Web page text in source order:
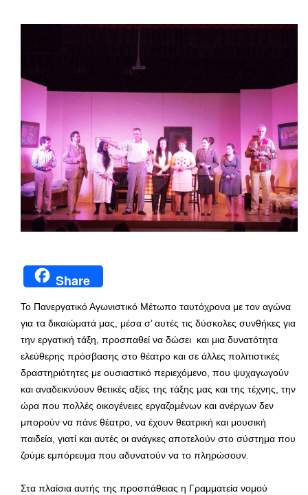
Share
Το Πανεργατικό Αγωνιστικό Μέτωπο ταυτόχρονα με τον αγώνα
για τα δικαιώματά μας, μέσα σ’ αυτές τις δύσκολες συνθήκες για
την εργατική τάξη, προσπαθεί να δώσει και μια δυνατότητα
ελεύθερης πρόσβασης στο θέατρο και σε άλλες πολιτιστικές
δραστηριότητες με ουσιαστικό περιεχόμενο, που ψυχαγωγούν
και αναδεικνύουν θετικές αξίες της τάξης μας και της τέχνης, την
ώρα που πολλές οικογένειες εργαζομένων και ανέργων δεν
μπορούν να πάνε θέατρο, να έχουν θεατρική και μουσική
παιδεία, γιατί και αυτές οι ανάγκες αποτελούν στο σύστημα που
ζούμε εμπόρευμα που αδυνατούν να το πληρώσουν.
Στα πλαίσια αυτής της προσπάθειας η Γραμματεία νομού